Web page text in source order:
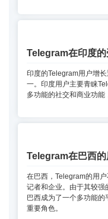
Telegram在印度的
印度的Telegram用户增
一。印度用户主要青睐
多功能的社交和商业功能
Telegram在巴西的
在巴西，Telegram的用
记者和企业。由于其较
巴西成为了一个多功能
重要角色。